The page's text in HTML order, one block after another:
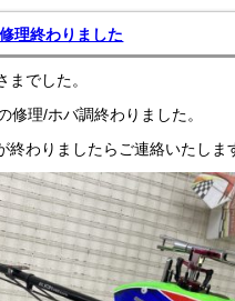
理終わりました
までした。
修理/ホバ調終わりました。
終わりましたらご連絡いたしま